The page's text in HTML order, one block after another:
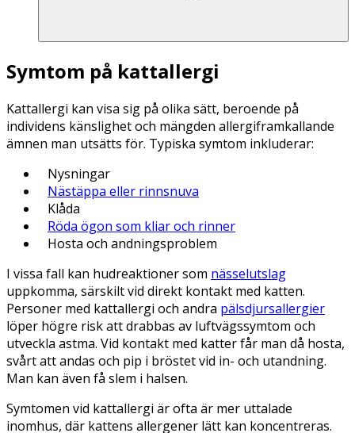
Symtom på kattallergi
Kattallergi kan visa sig på olika sätt, beroende på
individens känslighet och mängden allergiframkallande
ämnen man utsätts för. Typiska symtom inkluderar:
Nysningar
Nästäppa eller rinnsnuva
Klåda
Röda ögon som kliar och rinner
Hosta och andningsproblem
I vissa fall kan hudreaktioner som nässelutslag
uppkomma, särskilt vid direkt kontakt med katten.
Personer med kattallergi och andra pälsdjursallergier
löper högre risk att drabbas av luftvägssymtom och
utveckla astma. Vid kontakt med katter får man då hosta,
svårt att andas och pip i bröstet vid in- och utandning.
Man kan även få slem i halsen.
Symtomen vid kattallergi är ofta är mer uttalade
inomhus, där kattens allergener lätt kan koncentreras.